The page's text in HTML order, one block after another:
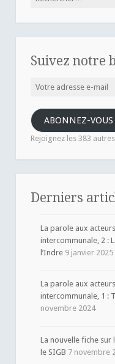
Suivez notre
Votre
mail ABONNEZ-VOUS
Rejoignez les 383
Derniers
La parole aux
intercommunale, 2 :
l’Indre 9 janvier 2025
La parole aux
intercommunale, 1 :
novembre 2024
La nouvelle fiche
le SIGB 7 novembre